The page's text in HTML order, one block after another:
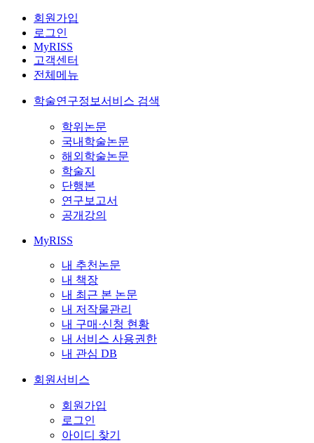
회원가입
로그인
MyRISS
고객센터
전체메뉴
학술연구정보서비스 검색
학위논문
국내학술논문
해외학술논문
학술지
단행본
연구보고서
공개강의
MyRISS
내 추천논문
내 책장
내 최근 본 논문
내 저작물관리
내 구매·신청 현황
내 서비스 사용권한
내 관심 DB
회원서비스
회원가입
로그인
아이디 찾기